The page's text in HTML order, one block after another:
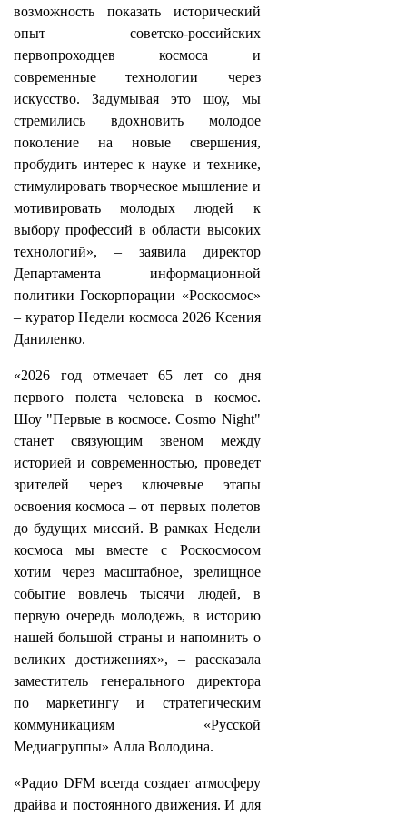
возможность показать исторический
опыт советско-российских
первопроходцев космоса и
современные технологии через
искусство. Задумывая это шоу, мы
стремились вдохновить молодое
поколение на новые свершения,
пробудить интерес к науке и технике,
стимулировать творческое мышление и
мотивировать молодых людей к
выбору профессий в области высоких
технологий», – заявила директор
Департамента информационной
политики Госкорпорации «Роскосмос»
– куратор Недели космоса 2026 Ксения
Даниленко.
«2026 год отмечает 65 лет со дня
первого полета человека в космос.
Шоу "Первые в космосе. Cosmo Night"
станет связующим звеном между
историей и современностью, проведет
зрителей через ключевые этапы
освоения космоса – от первых полетов
до будущих миссий. В рамках Недели
космоса мы вместе с Роскосмосом
хотим через масштабное, зрелищное
событие вовлечь тысячи людей, в
первую очередь молодежь, в историю
нашей большой страны и напомнить о
великих достижениях», – рассказала
заместитель генерального директора
по маркетингу и стратегическим
коммуникациям «Русской
Медиагруппы» Алла Володина.
«Радио DFM всегда создает атмосферу
драйва и постоянного движения. И для